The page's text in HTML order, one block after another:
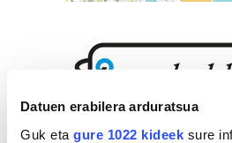
Datuen erabilera arduratsua
Guk eta gure 1022 kideek sure